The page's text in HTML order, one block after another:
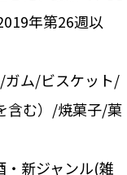
年第26週以
ム/ビスケット/
含む）/焼菓子/菓
新ジャンル(雑